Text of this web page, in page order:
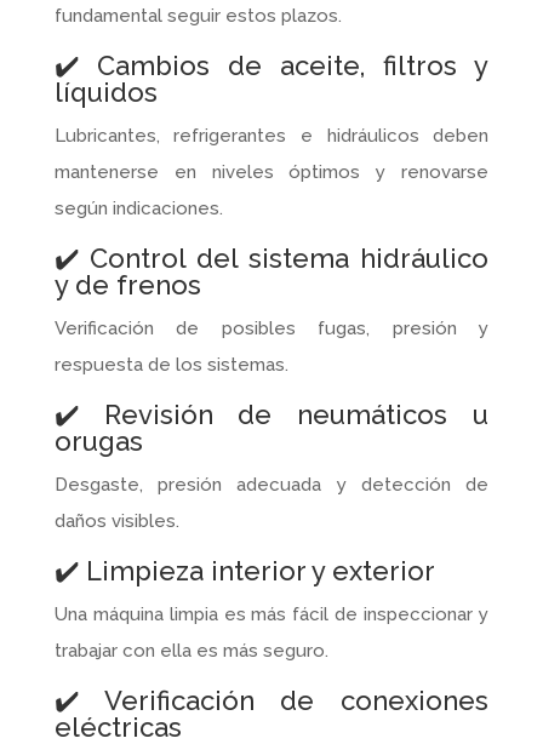
fundamental seguir estos plazos.
✔️ Cambios de aceite, filtros y
líquidos
Lubricantes, refrigerantes e hidráulicos deben
mantenerse en niveles óptimos y renovarse
según indicaciones.
✔️ Control del sistema hidráulico
y de frenos
Verificación de posibles fugas, presión y
respuesta de los sistemas.
✔️ Revisión de neumáticos u
orugas
Desgaste, presión adecuada y detección de
daños visibles.
✔️ Limpieza interior y exterior
Una máquina limpia es más fácil de inspeccionar y
trabajar con ella es más seguro.
✔️ Verificación de conexiones
eléctricas